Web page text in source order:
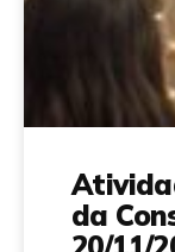
da